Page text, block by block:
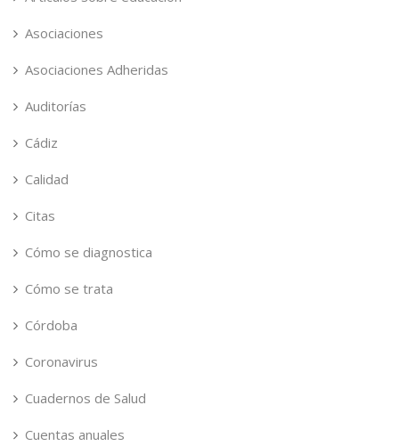
Asociaciones
Asociaciones Adheridas
Auditorías
Cádiz
Calidad
Citas
Cómo se diagnostica
Cómo se trata
Córdoba
Coronavirus
Cuadernos de Salud
Cuentas anuales